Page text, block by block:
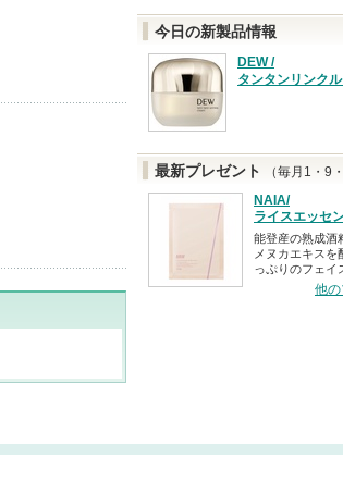
今日の新製品情報
DEW /
タンタンリンク
最新プレゼント
（毎月1・9
NAIA/
ライスエッセ
能登産の熟成酒
メヌカエキスを
っぷりのフェイ
他